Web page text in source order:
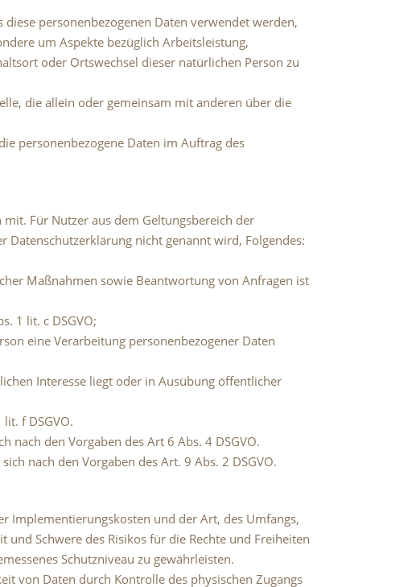
personenbezogenen Daten verwendet werden,
um Aspekte bezüglich Arbeitsleistung,
oder Ortswechsel dieser natürlichen Person zu
die allein oder gemeinsam mit anderen über die
personenbezogene Daten im Auftrag des
Für Nutzer aus dem Geltungsbereich der
Datenschutzerklärung nicht genannt wird, Folgendes:
Maßnahmen sowie Beantwortung von Anfragen ist
1 lit. c DSGVO;
eine Verarbeitung personenbezogener Daten
Interesse liegt oder in Ausübung öffentlicher
f DSGVO.
nach den Vorgaben des Art 6 Abs. 4 DSGVO.
nach den Vorgaben des Art. 9 Abs. 2 DSGVO.
Implementierungskosten und der Art, des Umfangs,
Schwere des Risikos für die Rechte und Freiheiten
Schutzniveau zu gewährleisten.
von Daten durch Kontrolle des physischen Zugangs